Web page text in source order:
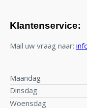
Klantenservice:
Mail uw vraag naar:
Maandag
Dinsdag
Woensdag